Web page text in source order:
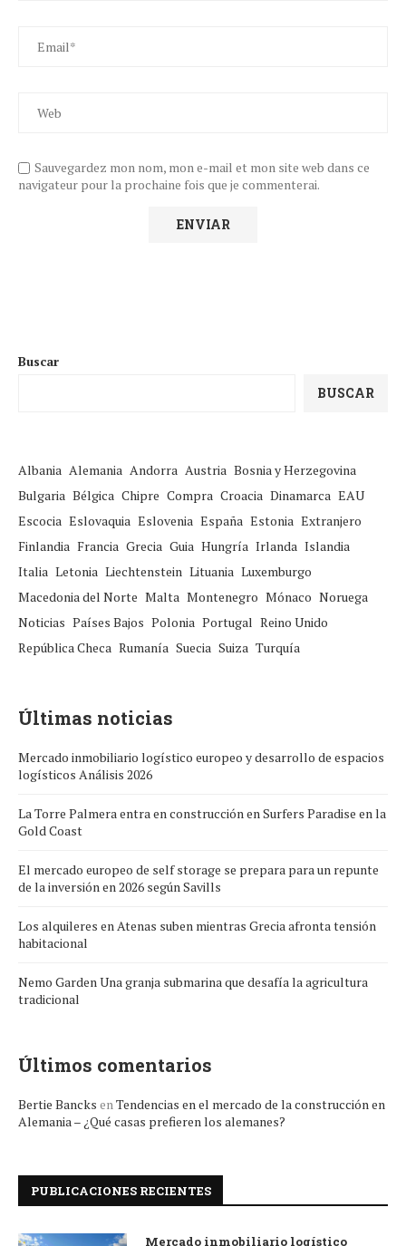
Sauvegardez mon nom, mon e-mail et mon site web dans ce
navigateur pour la prochaine fois que je commenterai.
Buscar
BUSCAR
Albania Alemania Andorra Austria Bosnia y Herzegovina
Bulgaria Bélgica Chipre Compra Croacia Dinamarca EAU
Escocia Eslovaquia Eslovenia España Estonia Extranjero
Finlandia Francia Grecia Guia Hungría Irlanda Islandia
Italia Letonia Liechtenstein Lituania Luxemburgo
Macedonia del Norte Malta Montenegro Mónaco Noruega
Noticias Países Bajos Polonia Portugal Reino Unido
República Checa Rumanía Suecia Suiza Turquía
Últimas noticias
Mercado inmobiliario logístico europeo y desarrollo de espacios
logísticos Análisis 2026
La Torre Palmera entra en construcción en Surfers Paradise en la
Gold Coast
El mercado europeo de self storage se prepara para un repunte
de la inversión en 2026 según Savills
Los alquileres en Atenas suben mientras Grecia afronta tensión
habitacional
Nemo Garden Una granja submarina que desafía la agricultura
tradicional
Últimos comentarios
Bertie Bancks en Tendencias en el mercado de la construcción en
Alemania – ¿Qué casas prefieren los alemanes?
PUBLICACIONES RECIENTES
Mercado inmobiliario logístico